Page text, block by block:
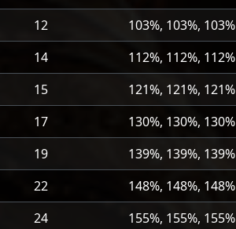
12
103%, 103%, 103%
14
112%, 112%, 112%
15
121%, 121%, 121%
17
130%, 130%, 130%
19
139%, 139%, 139%
22
148%, 148%, 148%
24
155%, 155%, 155%